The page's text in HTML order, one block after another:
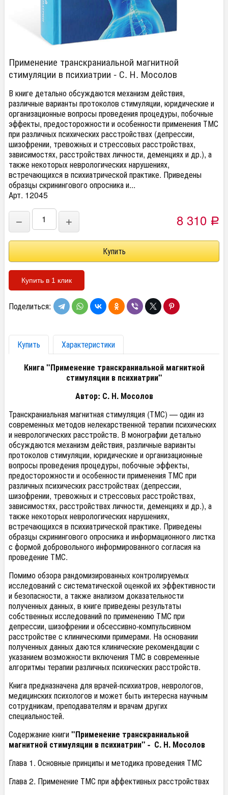
Применение транскраниальной магнитной
стимуляции в психиатрии - С. Н. Мосолов
В книге детально обсуждаются механизм действия,
различные варианты протоколов стимуляции, юридические и
организационные вопросы проведения процедуры, побочные
эффекты, предосторожности и особенности применения ТМС
при различных психических расстройствах (депрессии,
шизофрении, тревожных и стрессовых расстройствах,
зависимостях, расстройствах личности, деменциях и др.), а
также некоторых неврологических нарушениях,
встречающихся в психиатрической практике. Приведены
образцы скринингового опросника и...
Арт. 12045
− + 8 310 Р
Купить в 1 клик
Поделиться:
Купить
Характеристики
Книга "Применение транскраниальной магнитной
стимуляции в психиатрии"
Автор: С. Н. Мосолов
Транскраниальная магнитная стимуляция (ТМС) — один из
современных методов нелекарственной терапии психических
и неврологических расстройств. В монографии детально
обсуждаются механизм действия, различные варианты
протоколов стимуляции, юридические и организационные
вопросы проведения процедуры, побочные эффекты,
предосторожности и особенности применения ТМС при
различных психических расстройствах (депрессии,
шизофрении, тревожных и стрессовых расстройствах,
зависимостях, расстройствах личности, деменциях и др.), а
также некоторых неврологических нарушениях,
встречающихся в психиатрической практике. Приведены
образцы скринингового опросника и информационного листка
с формой добровольного информированного согласия на
проведение ТМС.
Помимо обзора рандомизированных контролируемых
исследований с систематической оценкой их эффективности
и безопасности, а также анализом доказательности
полученных данных, в книге приведены результаты
собственных исследований по применению ТМС при
депрессии, шизофрении и обсессивно-компульсивном
расстройстве с клиническими примерами. На основании
полученных данных даются клинические рекомендации с
указанием возможности включения ТМС в современные
алгоритмы терапии различных психических расстройств.
Книга предназначена для врачей-психиатров, неврологов,
медицинских психологов и может быть интересна научным
сотрудникам, преподавателям и врачам других
специальностей.
Содержание книги"Применение транскраниальной
магнитной стимуляции в психиатрии" - С. Н. Мосолов
Глава 1. Основные принципы и методика проведения ТМС
Глава 2. Применение ТМС при аффективных расстройствах